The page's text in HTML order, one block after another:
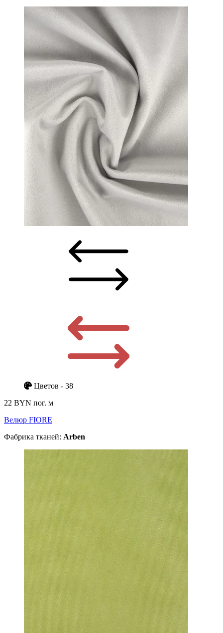
Цветов - 38
22 BYN пог. м
Велюр FIORE
Фабрика тканей: Arben